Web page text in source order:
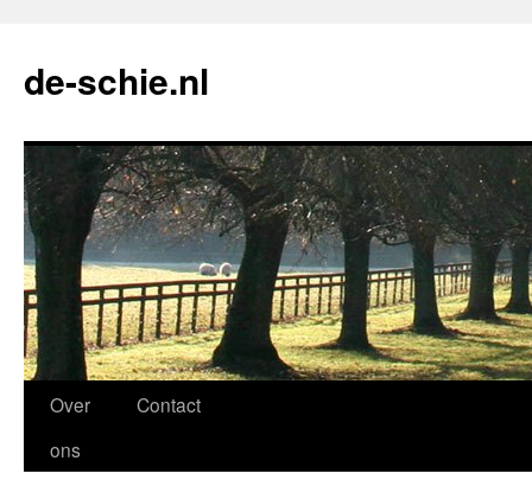
de-schie.nl
Spring
naar
Over
ons
Contact